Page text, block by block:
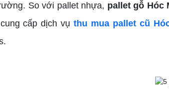
So với pallet nhựa, pallet gỗ Hóc
cấp dịch vụthu mua pallet cũ